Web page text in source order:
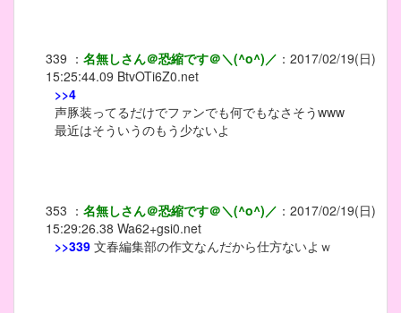
339 ： 名無しさん＠恐縮です＠＼(^o^)／ ： 2017/02/19(日)
15:25:44.09 BtvOTi6Z0.net
>>4
声豚装ってるだけでファンでも何でもなさそうwww
最近はそういうのもう少ないよ
353 ： 名無しさん＠恐縮です＠＼(^o^)／ ： 2017/02/19(日)
15:29:26.38 Wa62+gsi0.net
>>339 文春編集部の作文なんだから仕方ないよｗ